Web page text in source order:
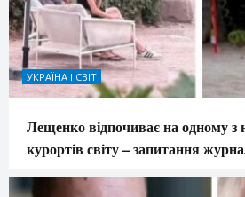
УКРАЇНА І СВІТ
Лещенко відпочиває на одному з
курортів світу – запитання